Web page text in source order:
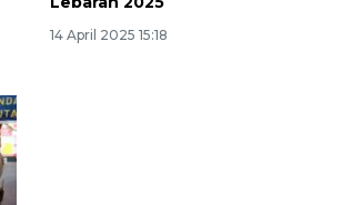
14 April 2025 15:18